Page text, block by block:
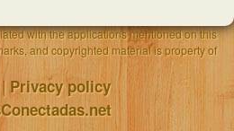
with the applications mentioned on this
and copyrighted material is property of
| Privacy policy